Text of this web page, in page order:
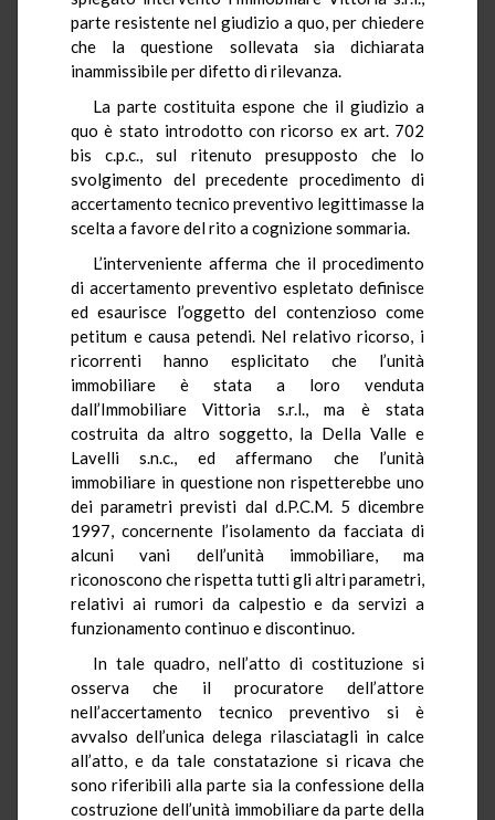
parte resistente nel giudizio a quo, per chiedere
che la questione sollevata sia dichiarata
inammissibile per difetto di rilevanza.
La parte costituita espone che il giudizio a
quo è stato introdotto con ricorso ex art. 702
bis c.p.c., sul ritenuto presupposto che lo
svolgimento del precedente procedimento di
accertamento tecnico preventivo legittimasse la
scelta a favore del rito a cognizione sommaria.
L’interveniente afferma che il procedimento
di accertamento preventivo espletato definisce
ed esaurisce l’oggetto del contenzioso come
petitum e causa petendi. Nel relativo ricorso, i
ricorrenti hanno esplicitato che l’unità
immobiliare è stata a loro venduta
dall’Immobiliare Vittoria s.r.l., ma è stata
costruita da altro soggetto, la Della Valle e
Lavelli s.n.c., ed affermano che l’unità
immobiliare in questione non rispetterebbe uno
dei parametri previsti dal d.P.C.M. 5 dicembre
1997, concernente l’isolamento da facciata di
alcuni vani dell’unità immobiliare, ma
riconoscono che rispetta tutti gli altri parametri,
relativi ai rumori da calpestio e da servizi a
funzionamento continuo e discontinuo.
In tale quadro, nell’atto di costituzione si
osserva che il procuratore dell’attore
nell’accertamento tecnico preventivo si è
avvalso dell’unica delega rilasciatagli in calce
all’atto, e da tale constatazione si ricava che
sono riferibili alla parte sia la confessione della
costruzione dell’unità immobiliare da parte della